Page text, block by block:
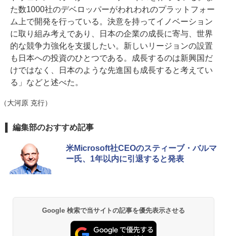
た数1000社のデベロッパーがわれわれのプラットフォー
ム上で開発を行っている。決意を持ってイノベーション
に取り組み考えであり、日本の企業の成長に寄与、世界
的な競争力強化を支援したい。新しいリージョンの設置
も日本への投資のひとつである。成長するのは新興国だ
けではなく、日本のような先進国も成長すると考えてい
る」などと述べた。
（大河原 克行）
編集部のおすすめ記事
米Microsoft社CEOのスティーブ・バルマ
ー氏、1年以内に引退すると発表
Google 検索で当サイトの記事を優先表示させる